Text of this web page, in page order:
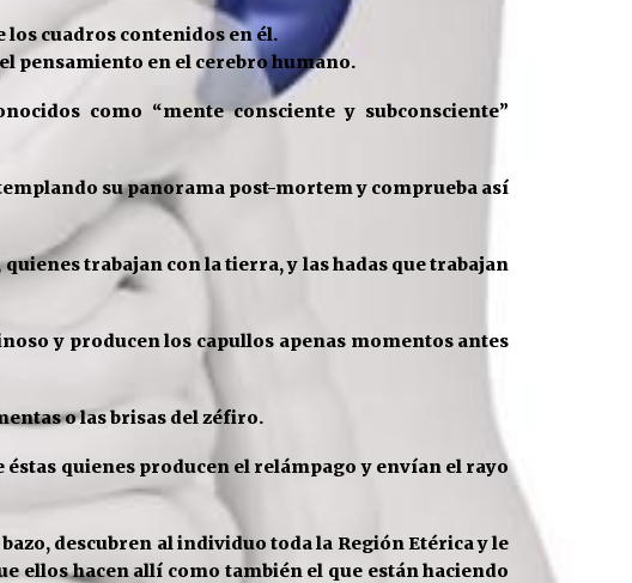
los cuadros contenidos en él.
pensamiento en el cerebrohumano.
como “mente consciente y subconsciente”
su panorama post-mortem y comprueba así
trabajan con la tierra, y las hadas quetrabajan
y producen los capullos apenas momentos antes
o las brisas del zéfiro.
quienes producen el relámpago y envían el rayo
bazo, descubren al individuo toda la Región Etérica y le
ellos hacen allí como también el que están haciendo